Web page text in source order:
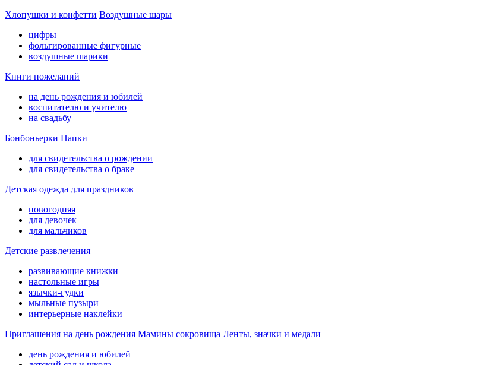
Хлопушки и конфетти Воздушные шары
цифры
фольгированные фигурные
воздушные шарики
Книги пожеланий
на день рождения и юбилей
воспитателю и учителю
на свадьбу
Бонбоньерки Папки
для свидетельства о рождении
для свидетельства о браке
Детская одежда для праздников
новогодняя
для девочек
для мальчиков
Детские развлечения
развивающие книжки
настольные игры
язычки-гудки
мыльные пузыри
интерьерные наклейки
Приглашения на день рождения Мамины сокровища Ленты, значки и медали
день рождения и юбилей